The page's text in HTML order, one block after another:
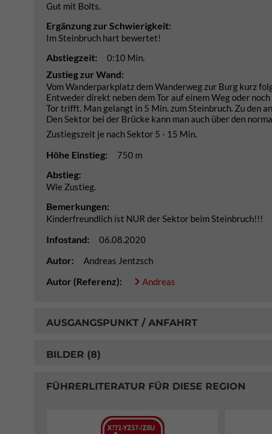
Gut mit Bolts.
Ergänzung zur Schwierigkeit:
Im Steinbruch hart bewertet!
Abstiegzeit: 0:10 Min.
Zustieg zur Wand:
Vom Wanderparkplatz dem Wanderweg zur Burg kurz
Entweder direkt neben dem Tor auf einem Weg oder
Tor trifft. Man gelangt in 5 Min. zum Steinbruch. Zu den
Den Sektor bei der Brücke kann man auch über den
Zustiegszeit je nach Sektor 5 - 15 Min.
Höhe Einstieg: 750 m
Abstieg:
Wie Zustieg.
Bemerkungen:
Kinderfreundlich ist NUR der Sektor beim Steinbruch!!!
Infostand: 06.08.2020
Autor: Andreas Jentzsch
Autor (Referenz): Andreas
AUSGANGSPUNKT / ANFAHRT
BILDER (8)
FÜHRERLITERATUR FÜR DIESE REGION